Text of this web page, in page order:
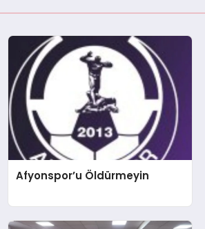
Afyonspor’u Öldürmeyin